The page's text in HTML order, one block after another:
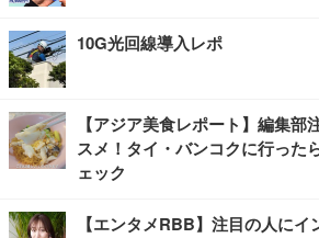
10G光回線導入レポ
【アジア美食レポート】編集
スメ！タイ・バンコクに行った
ェック
【エンタメRBB】注目の人にイ